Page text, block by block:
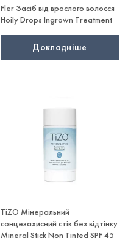
Fler Засіб від врослого волосся
Hoily Drops Ingrown Treatment
Докладніше
TiZO Мінеральний
сонцезахисний стік без відтінку
Mineral Stick Non Tinted SPF 45